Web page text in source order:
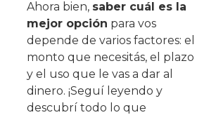
Ahora bien, saber cuál es la
mejor opción para vos
depende de varios factores: el
monto que necesitás, el plazo
y el uso que le vas a dar al
dinero. ¡Seguí leyendo y
descubrí todo lo que